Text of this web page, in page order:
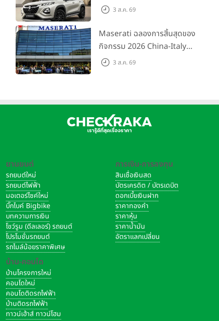
ขึ้นสำหรับรุ่น GL ราคาพิเศษ
200 คัน พร้อมข้อเสนอสุดคุ้ม
3 ส.ค. 69
Maserati ฉลองการสิ้นสุดของ
กิจกรรม 2026 China-Italy
Grand Tour ณ สำนักงาน
3 ส.ค. 69
ยานยนต์
รถยนต์ใหม่
รถยนต์ไฟฟ้า
มอเตอร์ไซค์ใหม่
บิ๊กไบค์ Bigbike
บทความการเงิน
โชว์รูม (ดีลเลอร์) รถยนต์
โปรโมชั่นรถยนต์
รถไมล์น้อยราคาพิเศษ
บ้าน-คอนโด
บ้านโครงการใหม่
คอนโดใหม่
คอนโดติดรถไฟฟ้า
บ้านติดรถไฟฟ้า
ทาวน์เฮ้าส์ ทาวน์โฮม
การเงิน-การลงทุน
สินเชื่อเงินสด
บัตรเครดิต / บัตรเดบิต
ดอกเบี้ยเงินฝาก
ราคาทองคำ
ราคาหุ้น
ราคาน้ำมัน
อัตราแลกเปลี่ยน